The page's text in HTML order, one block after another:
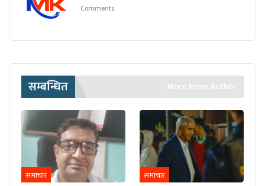
Comments
सम्बन्धित More From Author
समाचार समाचार